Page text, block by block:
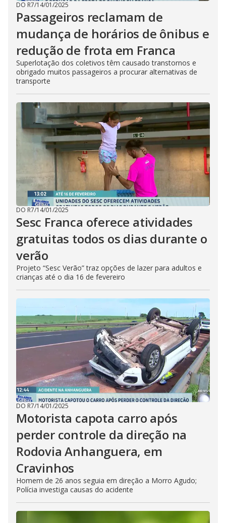
DO R7/14/01/2025
Passageiros reclamam de
mudança de horários de ônibus e
redução de frota em Franca
Superlotação dos coletivos têm causado transtornos e
obrigado muitos passageiros a procurar alternativas de
transporte
DO R7/14/01/2025
Sesc Franca oferece atividades
gratuitas todos os dias durante o
verão
Projeto “Sesc Verão” traz opções de lazer para adultos e
crianças até o dia 16 de fevereiro
DO R7/14/01/2025
Motorista capota carro após
perder controle da direção na
Rodovia Anhanguera, em
Cravinhos
Homem de 26 anos seguia em direção a Morro Agudo;
Polícia investiga causas do acidente